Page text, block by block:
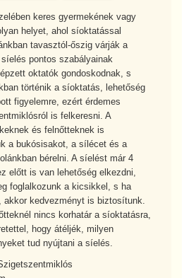
keres gyermekének vagy
helyet, ahol síoktatással
tavasztól-őszig várják a
pontos szabályainak
oktatók gondoskodnak, s
történik a síoktatás, lehetőség
figyelemre, ezért érdemes
is felkeresni. A
és felnőtteknek is
a bukósisakot, a sílécet és a
bérelni. A síelést már 4
előtt is van lehetőség elkezdni,
foglalkozunk a kicsikkel, s ha
akkor kedvezményt is biztosítunk.
nincs korhatár a síoktatásra,
hogy átéljék, milyen
tud nyújtani a síelés.